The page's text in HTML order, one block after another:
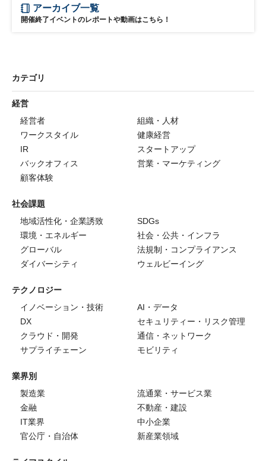
アーカイブ一覧
開催終了イベントのレポートや動画はこちら！
カテゴリ
経営
経営者
組織・人材
ワークスタイル
健康経営
IR
スタートアップ
バックオフィス
営業・マーケティング
顧客体験
社会課題
地域活性化・企業誘致
SDGs
環境・エネルギー
社会・公共・インフラ
グローバル
法規制・コンプライアンス
ダイバーシティ
ウェルビーイング
テクノロジー
イノベーション・技術
AI・データ
DX
セキュリティー・リスク管理
クラウド・開発
通信・ネットワーク
サプライチェーン
モビリティ
業界別
製造業
流通業・サービス業
金融
不動産・建設
IT業界
中小企業
官公庁・自治体
新産業領域